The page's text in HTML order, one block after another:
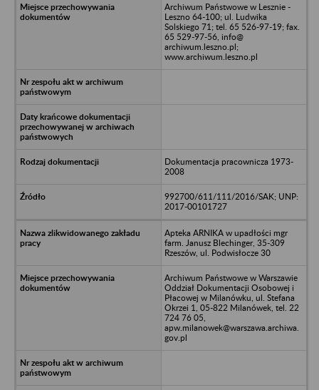
Archiwum Państwowe w Lesznie -
Leszno 64-100; ul. Ludwika
Solskiego 71; tel. 65 526-97-19; fax.
65 529-97-56, info@
archiwum.leszno.pl;
www.archiwum.leszno.pl
Dokumentacja pracownicza 1973-
2008
992700/611/111/2016/SAK; UNP:
2017-00101727
Apteka ARNIKA w upadłości mgr
farm. Janusz Blechinger, 35-309
Rzeszów, ul. Podwisłocze 30
Archiwum Państwowe w Warszawie
Oddział Dokumentacji Osobowej i
Płacowej w Milanówku, ul. Stefana
Okrzei 1, 05-822 Milanówek, tel. 22
724 76 05,
apw.milanowek@warszawa.archiwa.
gov.pl